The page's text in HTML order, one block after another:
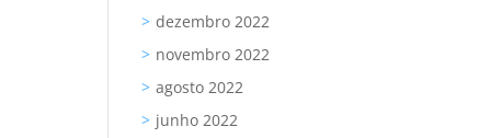
dezembro 2022
novembro 2022
agosto 2022
junho 2022